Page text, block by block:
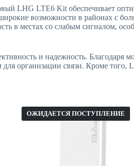
LHG LTE6 Kit обеспечивает
возможности в районах с
в местах со слабым сигналом,
и надежность.
организации связи. Кроме
ОЖИДАЕТСЯ ПОСТУПЛЕНИЕ